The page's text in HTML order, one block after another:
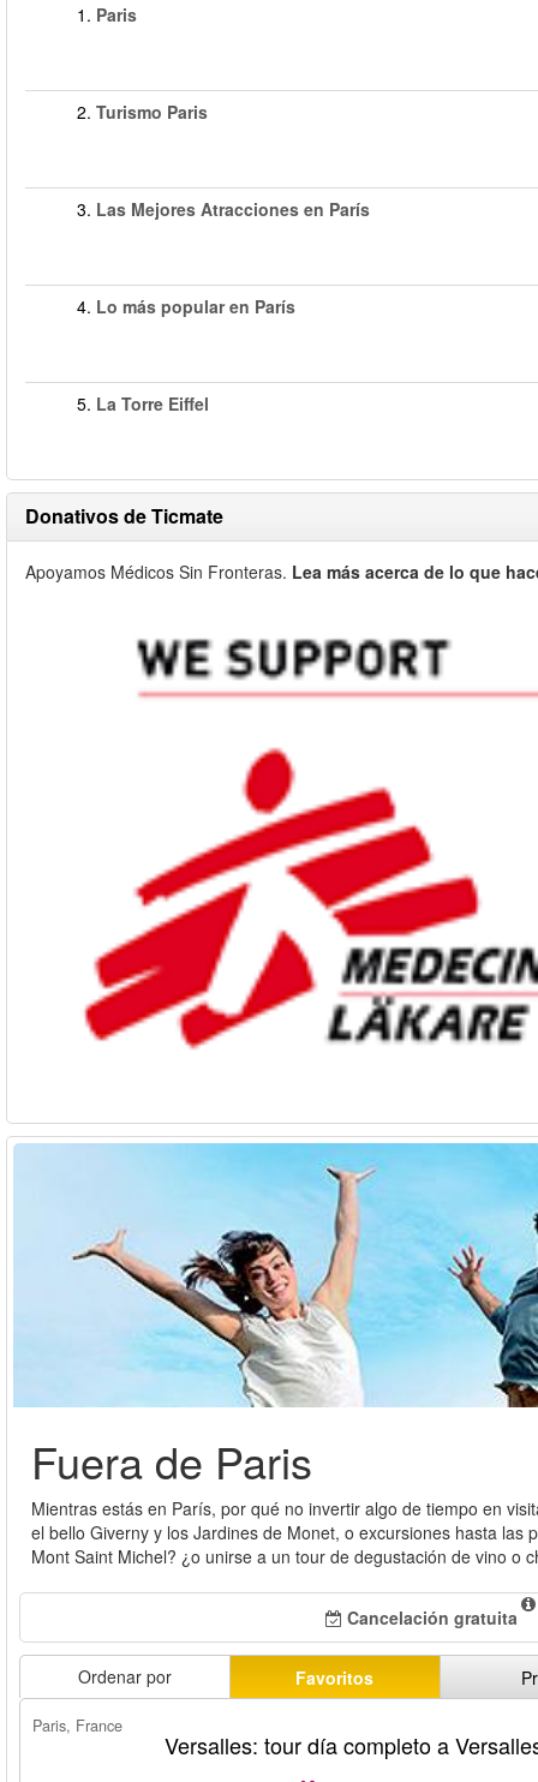
1. Paris
2. Turismo Paris
3. Las Mejores Atracciones en París
4. Lo más popular en París
5. La Torre Eiffel
Donativos de Ticmate
Apoyamos Médicos Sin Fronteras. Lea más acerca de lo que
Fuera de Paris
Mientras estás en París, por qué no invertir algo de tiempo en
el bello Giverny y los Jardines de Monet, o excursiones hasta
Mont Saint Michel? ¿o unirse a un tour de degustación de vino o
Cancelación gratuita
Ordenar por Favoritos
Paris, France
Versalles: tour día completo a